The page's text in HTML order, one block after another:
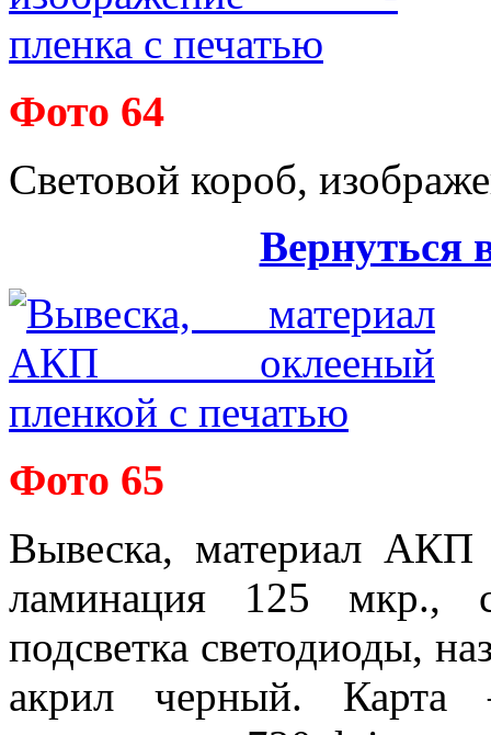
Фото 64
Световой короб,
Вернуться
Фото 65
Вывеска, материал АКП
ламинация 125 мкр.,
подсветка светодиоды,
акрил черный. Карта